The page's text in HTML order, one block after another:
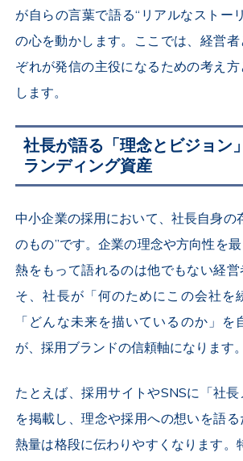
が自らの言葉で語る“リアルなストー
の心を動かします。ここでは、経営
ぞれが発信の主役になるための考え
します。
社長が語る「理念とビジョン
ランディング資産
中小企業の採用において、社長自身の
のもの”です。企業の理念や方向性を
熱をもって語れるのは他でもない経
そ、社長が「何のためにこの会社を
「どんな未来を描いているのか」を
が、採用ブランドの信頼軸になります。
たとえば、採用サイトやSNSに「社長
を掲載し、理念や採用への想いを語
熱量は格段に伝わりやすくなります。